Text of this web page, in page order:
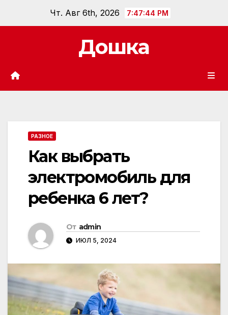
Чт. Авг 6th, 2026 7:47:45 PM
Дошка
РАЗНОЕ
Как выбрать
электромобиль для
ребенка 6 лет?
От admin
ИЮЛ 5, 2024